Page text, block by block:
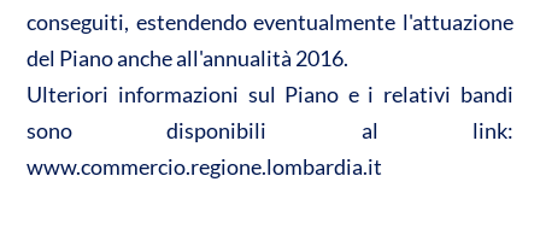
conseguiti, estendendo eventualmente l'attuazione
del Piano anche all'annualità 2016.
Ulteriori informazioni sul Piano e i relativi bandi
sono disponibili al link:
www.commercio.regione.lombardia.it